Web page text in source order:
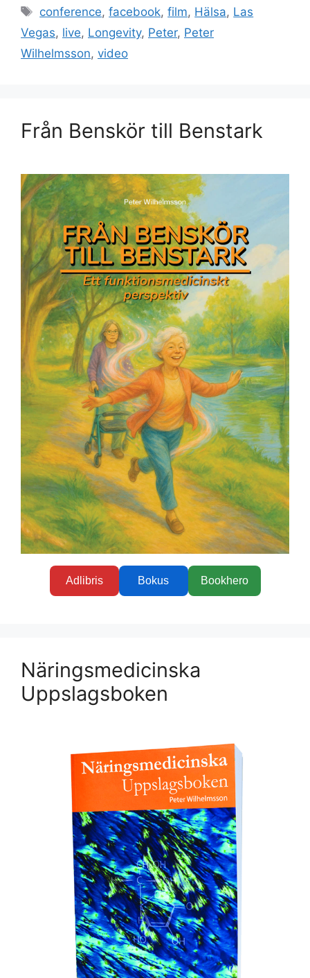
Etiketter
conference,facebook,film, Hälsa, Las
Vegas, live, Longevity, Peter, Peter
Wilhelmsson, video
Från Benskör till Benstark
Adlibris Bokus Bookhero
Näringsmedicinska
Uppslagsboken